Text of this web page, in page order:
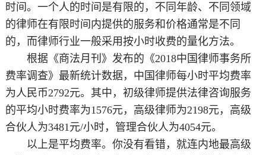
时间。一个人的时间是有限的，不同年龄、不同领域
的律师在有限时间内提供的服务和价格通常是不同
的，而律师行业一般采用按小时收费的量化方法。
根据《商法月刊》发布的《2018中国律师事务所
费率调查》最新统计数据，中国律师每小时平均费率
为人民币2792元。其中，初级律师提供法律咨询服务
的平均小时费率为1576元，高级律师为2198元，高级
合伙人为3481元/小时，管理合伙人为4054元。
以上是平均费率。你没有看错，就连内地最高级